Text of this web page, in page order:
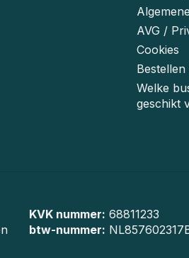
AVG /
Cookies
Welke
geschikt
KVK nummer: 68811233
btw-nummer: